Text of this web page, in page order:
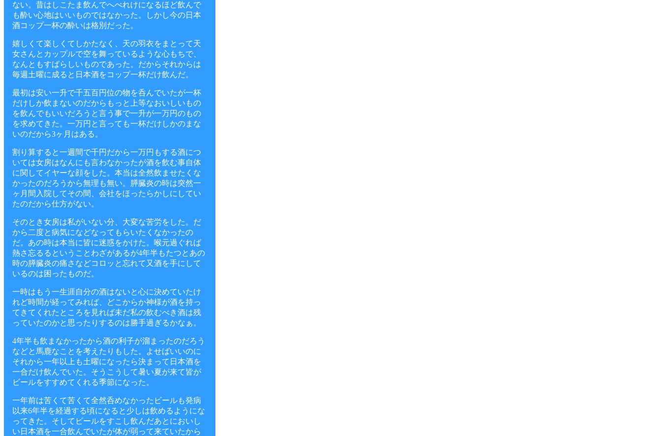
ない。昔はしこたま飲んでへべれけになるほど飲んで
も酔い心地はいいものではなかった。しかし今の日本
酒コップ一杯の酔いは格別だった。
嬉しくて楽しくてしかたなく、天の羽衣をまとって天
女さんとカップルで空を舞っているような心もちで、
なんともすばらしいものであった。だからそれからは
毎週土曜に成ると日本酒をコップ一杯だけ飲んだ。
最初は安い一升で千五百円位の物を呑んでいたが一杯
だけしか飲まないのだからもっと上等なおいしいもの
を飲んでもいいだろうと言う事で一升が一万円のもの
を求めてきた。一万円と言っても一杯だけしかのまな
いのだから3ヶ月はある。
割り算すると一週間で千円だから一万円もする酒につ
いては女房はなんにも言わなかったが酒を飲む事自体
に関してイヤーな顔をした。本当は全然飲ませたくな
かったのだろうから無理も無い。膵臓炎の時は突然一
ヶ月間入院してその間、会社をほったらかしにしてい
たのだから仕方がない。
そのとき女房は私がいない分、大変な苦労をした。だ
から二度と病気になどなってもらいたくなかったの
だ。あの時は本当に皆に迷惑をかけた。喉元過ぐれば
熱さ忘るるということわざがあるが4年半もたつとあの
時の膵臓炎の痛さなどコロッと忘れて又酒を手にして
いるのは困ったものだ。
一時はもう一生涯自分の酒はないと心に決めていたけ
れど時間が経ってみれば、どこからか神様が酒を持っ
てきてくれたところを見れば未だ私の飲むべき酒は残
っていたのかと思ったりするのは勝手過ぎるかなぁ。
4年半も飲まなかったから酒の利子が溜まったのだろう
などと馬鹿なことを考えたりもした。よせばいいのに
それから一年以上も土曜になったら決まって日本酒を
一合だけ飲んでいた。そうこうして暑い夏が来て皆が
ビールをすすめてくれる季節になった。
一年前は苦くて苦くて全然呑めなかったビールも発病
以来6年半を経過する頃になると少しは飲めるようにな
ってきた。そしてビールをすこし飲んだあとにおいし
い日本酒を一合飲んでいたが体が弱って来ていたから